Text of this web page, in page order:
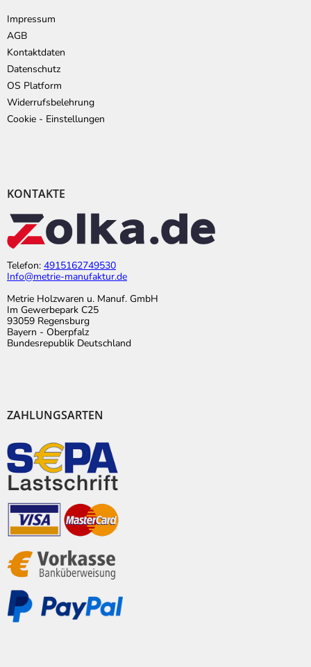
Impressum
AGB
Kontaktdaten
Datenschutz
OS Platform
Widerrufsbelehrung
Cookie - Einstellungen
KONTAKTE
Telefon: 4915162749530
Info@metrie-manufaktur.de
Metrie Holzwaren u. Manuf. GmbH
Im Gewerbepark C25
93059 Regensburg
Bayern - Oberpfalz
Bundesrepublik Deutschland
ZAHLUNGSARTEN